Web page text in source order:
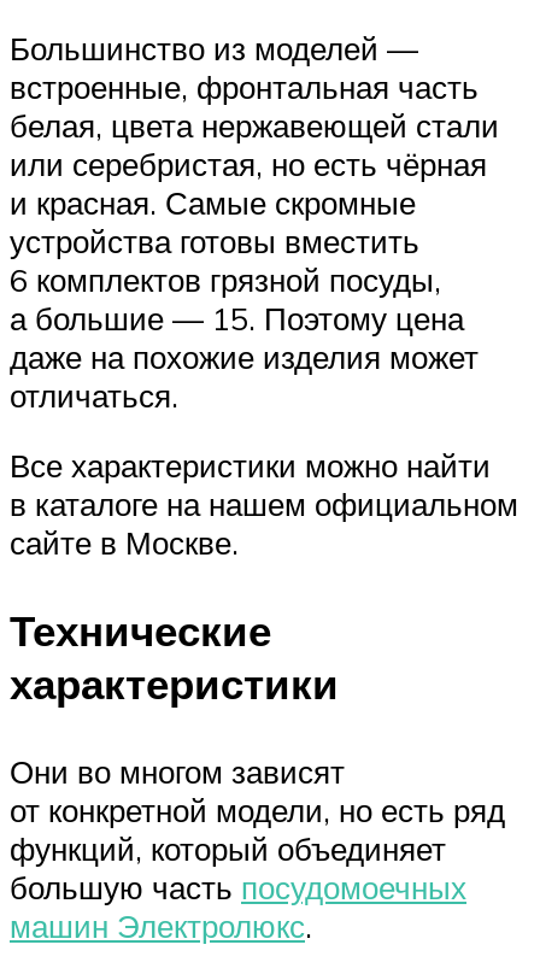
Большинство из моделей —
встроенные, фронтальная часть
белая, цвета нержавеющей стали
или серебристая, но есть чёрная
и красная. Самые скромные
устройства готовы вместить
6 комплектов грязной посуды,
а большие — 15. Поэтому цена
даже на похожие изделия может
отличаться.
Все характеристики можно найти
в каталоге на нашем официальном
сайте в Москве.
Технические
характеристики
Они во многом зависят
от конкретной модели, но есть ряд
функций, который объединяет
большую часть посудомоечных
машин Электролюкс.